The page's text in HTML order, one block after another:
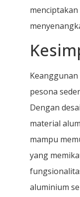
pesona
Dengan
material
mampu
yang
aluminium